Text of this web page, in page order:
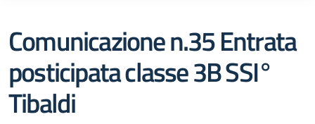
Comunicazione n.35 Entrata
posticipata classe 3B SSI°
Tibaldi